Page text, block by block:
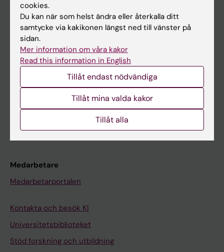
Kalender
Student
Ladok
Canvas
Kurs- och programwebbar
Student på KI
Medarbetare
Medarbetarportalen
Kontakta och besök KI
Universitetsbiblioteket
Stöd forskning och utbildning
cookies.
Du kan när som helst ändra eller återkalla ditt
samtycke via kakikonen längst ned till vänster på
sidan.
Mer information om våra kakor
Read this information in English
Tillåt endast nödvändiga
Tillåt mina valda kakor
Tillåt alla